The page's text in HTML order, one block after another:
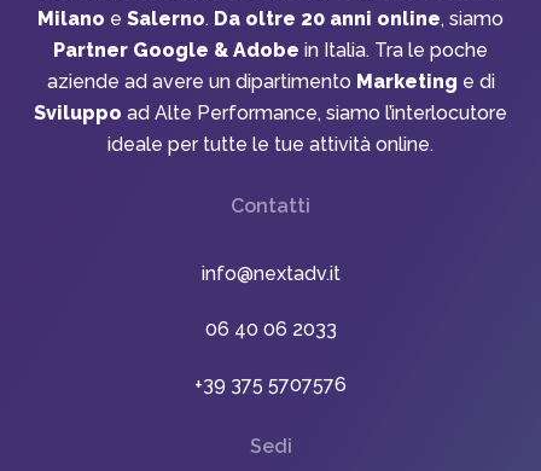
Milano e Salerno. Da oltre 20 anni online, siamo
Partner Google & Adobe in Italia. Tra le poche
aziende ad avere un dipartimento Marketing e di
Sviluppo ad Alte Performance, siamo l’interlocutore
ideale per tutte le tue attività online.
Contatti
info@nextadv.it
06 40 06 2033
+39 375 5707576
Sedi